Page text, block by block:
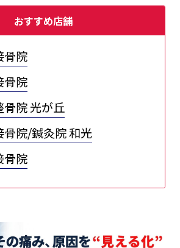
おすすめ店舗
骨院
骨院
骨院 光が丘
骨院/鍼灸院 和光
骨院